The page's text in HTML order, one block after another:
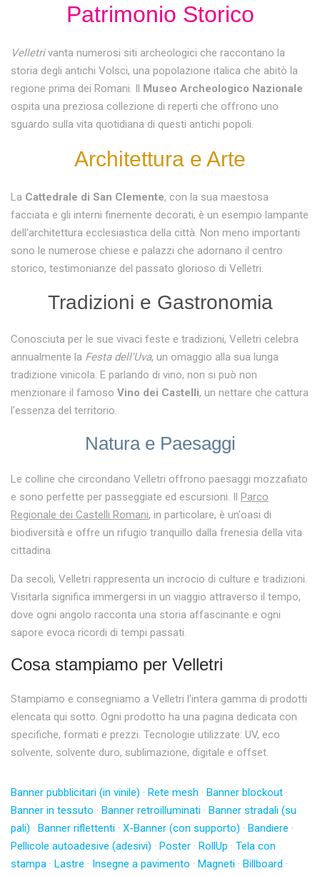
Patrimonio Storico
Velletrivanta numerosi siti archeologici che raccontano la
storia degli antichi Volsci, una popolazione italica che abitò la
regione prima dei Romani. Il Museo Archeologico Nazionale
ospita una preziosa collezione di reperti che offrono uno
sguardo sulla vita quotidiana di questi antichi popoli.
Architettura e Arte
La Cattedrale di San Clemente, con la sua maestosa
facciata e gli interni finemente decorati, è un esempio lampante
dell'architettura ecclesiastica della città. Non meno importanti
sono le numerose chiese e palazzi che adornano il centro
storico, testimonianze del passato glorioso di Velletri.
Tradizioni e Gastronomia
Conosciuta per le sue vivaci feste e tradizioni, Velletri celebra
annualmente la Festa dell'Uva, un omaggio alla sua lunga
tradizione vinicola. E parlando di vino, non si può non
menzionare il famoso Vino dei Castelli, un nettare che cattura
l'essenza del territorio.
Natura e Paesaggi
Le colline che circondano Velletri offrono paesaggi mozzafiato
e sono perfette per passeggiate ed escursioni. Il Parco
Regionale dei Castelli Romani, in particolare, è un'oasi di
biodiversità e offre un rifugio tranquillo dalla frenesia della vita
cittadina.
Da secoli, Velletri rappresenta un incrocio di culture e tradizioni.
Visitarla significa immergersi in un viaggio attraverso il tempo,
dove ogni angolo racconta una storia affascinante e ogni
sapore evoca ricordi di tempi passati.
Cosa stampiamo per Velletri
Stampiamo e consegniamo a Velletri l'intera gamma di prodotti
elencata qui sotto. Ogni prodotto ha una pagina dedicata con
specifiche, formati e prezzi. Tecnologie utilizzate: UV, eco
solvente, solvente duro, sublimazione, digitale e offset.
Banner pubblicitari (in vinile) · Rete mesh · Banner blockout ·
Banner in tessuto · Banner retroilluminati · Banner stradali (su
pali) · Banner riflettenti · X-Banner (con supporto) · Bandiere ·
Pellicole autoadesive (adesivi) · Poster · RollUp · Tela con
stampa · Lastre · Insegne a pavimento · Magneti · Billboard ·